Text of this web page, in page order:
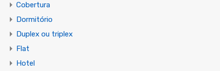
Cobertura
Dormitório
Duplex ou triplex
Flat
Hotel